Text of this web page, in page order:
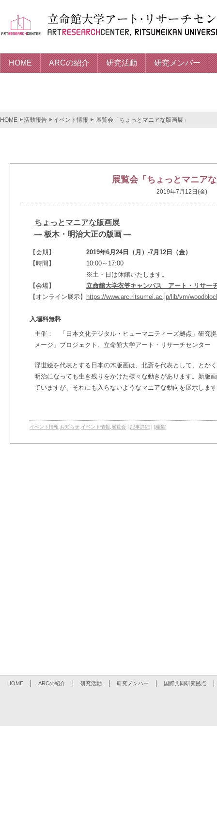
HOME ARCの紹介 研究活動 研究メンバー
HOME 活動報告 イベント情報 展覧会「ちょっとマニアな版画展」
展覧会「ちょっとマニア
2019年7月12日(金)
ちょっとマニアな版画展
― 板木・明治大正の版画 ―
【会期】
2019年6月24日（月）-7月12日（金）
【時間】
10:00～17:00
※土・日は休館いたします。
【会場】
立命館大学衣笠キャンパス アート・リサー
【オンライン展示】
https://www.arc.ritsumei.ac.jp/lib/vm/
入場料無料
主催： 「日本文化デジタル・ヒューマニティーズ拠点」研究
メージ」プロジェクト、立命館大学アート・リサーチセンター
浮世絵を代表とする日本の木版画は、北斎を代表として、とか
明治になっても生き残りをかけた様々な動きがあります。新版
ていますが、それにも入らないようなマニアな動向を展示しま
イベント情報 お知らせ イベント情報 展覧会 | 記事詳細 | [編集]
HOME ARCの紹介 研究活動 研究メンバー 国際共同研究拠点